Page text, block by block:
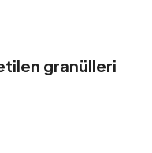
granülleri